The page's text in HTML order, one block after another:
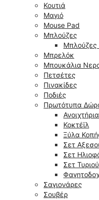
Κουτιά
Μαγιό
Mouse Pad
Μπλούζες
Μπλούζες
Μπρελόκ
Μπουκάλια
Πετσέτες
Πινακίδες
Ποδιές
Πρωτότυπα
Κοκτέϊλ
Ξύλα
Σετ
Σετ
Σετ Τυριού
Σαγιονάρες
Σουβέρ